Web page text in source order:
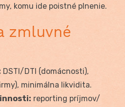
komu ide poistné plnenie.
zmluvné
DSTI/DTI (domácnosti),
minimálna likvidita.
reporting príjmov/